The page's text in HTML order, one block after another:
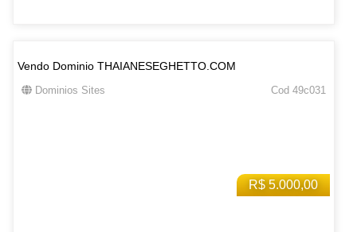
R$ 5.000,00
Vendo Dominio THAIANESEGHETTO.COM
Dominios Sites Cod 49c031